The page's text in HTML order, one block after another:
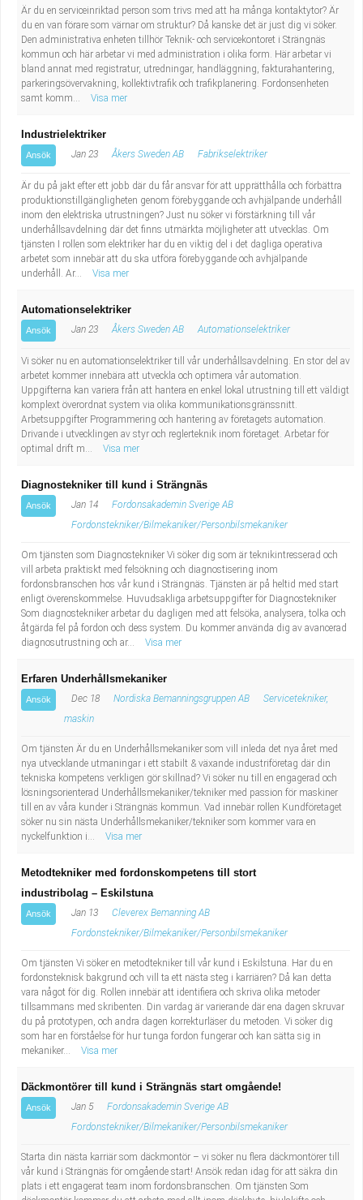
Är du en serviceinriktad person som trivs med att ha många kontaktytor? Är
du en van förare som värnar om struktur? Då kanske det är just dig vi söker.
Den administrativa enheten tillhör Teknik- och servicekontoret i Strängnäs
kommun och här arbetar vi med administration i olika form. Här arbetar vi
bland annat med registratur, utredningar, handläggning, fakturahantering,
parkeringsövervakning, kollektivtrafik och trafikplanering. Fordonsenheten
samt komm...
Visa mer
Industrielektriker
Ansök Jan 23 Åkers Sweden AB Fabrikselektriker
Är du på jakt efter ett jobb där du får ansvar för att upprätthålla och förbättra
produktionstillgängligheten genom förebyggande och avhjälpande underhåll
inom den elektriska utrustningen? Just nu söker vi förstärkning till vår
underhållsavdelning där det finns utmärkta möjligheter att utvecklas. Om
tjänsten I rollen som elektriker har du en viktig del i det dagliga operativa
arbetet som innebär att du ska utföra förebyggande och avhjälpande
underhåll. Ar...
Visa mer
Automationselektriker
Ansök Jan 23 Åkers Sweden AB Automationselektriker
Vi söker nu en automationselektriker till vår underhållsavdelning. En stor del av
arbetet kommer innebära att utveckla och optimera vår automation.
Uppgifterna kan variera från att hantera en enkel lokal utrustning till ett väldigt
komplext överordnat system via olika kommunikationsgränssnitt.
Arbetsuppgifter Programmering och hantering av företagets automation.
Drivande i utvecklingen av styr och reglerteknik inom företaget. Arbetar för
optimal drift m...
Visa mer
Diagnostekniker till kund i Strängnäs
Ansök Jan 14
Fordonsakademin Sverige AB
Fordonstekniker/Bilmekaniker/Personbilsmekaniker
Om tjänsten som Diagnostekniker Vi söker dig som är teknikintresserad och
vill arbeta praktiskt med felsökning och diagnostisering inom
fordonsbranschen hos vår kund i Strängnäs. Tjänsten är på heltid med start
enligt överenskommelse. Huvudsakliga arbetsuppgifter för Diagnostekniker
Som diagnostekniker arbetar du dagligen med att felsöka, analysera, tolka och
åtgärda fel på fordon och dess system. Du kommer använda dig av avancerad
diagnosutrustning och ar...
Visa mer
Erfaren Underhållsmekaniker
Ansök Dec 18 Nordiska Bemanningsgruppen AB
Servicetekniker,
maskin
Om tjänsten Är du en Underhållsmekaniker som vill inleda det nya året med
nya utvecklande utmaningar i ett stabilt & växande industriföretag där din
tekniska kompetens verkligen gör skillnad? Vi söker nu till en engagerad och
lösningsorienterad Underhållsmekaniker/tekniker med passion för maskiner
till en av våra kunder i Strängnäs kommun. Vad innebär rollen Kundföretaget
söker nu sin nästa Underhållsmekaniker/tekniker som kommer vara en
nyckelfunktion i...
Visa mer
Metodtekniker med fordonskompetens till stort
industribolag – Eskilstuna
Ansök Jan 13
Cleverex Bemanning AB
Fordonstekniker/Bilmekaniker/Personbilsmekaniker
Om tjänsten Vi söker en metodtekniker till vår kund i Eskilstuna. Har du en
fordonsteknisk bakgrund och vill ta ett nästa steg i karriären? Då kan detta
vara något för dig. Rollen innebär att identifiera och skriva olika metoder
tillsammans med skribenten. Din vardag är varierande där ena dagen skruvar
du på prototypen, och andra dagen korrekturläser du metoden. Vi söker dig
som har en förståelse för hur tunga fordon fungerar och kan sätta sig in
mekaniker...
Visa mer
Däckmontörer till kund i Strängnäs start omgående!
Ansök Jan 5
Fordonsakademin Sverige AB
Fordonstekniker/Bilmekaniker/Personbilsmekaniker
Starta din nästa karriär som däckmontör – vi söker nu flera däckmontörer till
vår kund i Strängnäs för omgående start! Ansök redan idag för att säkra din
plats i ett engagerat team inom fordonsbranschen. Om tjänsten Som